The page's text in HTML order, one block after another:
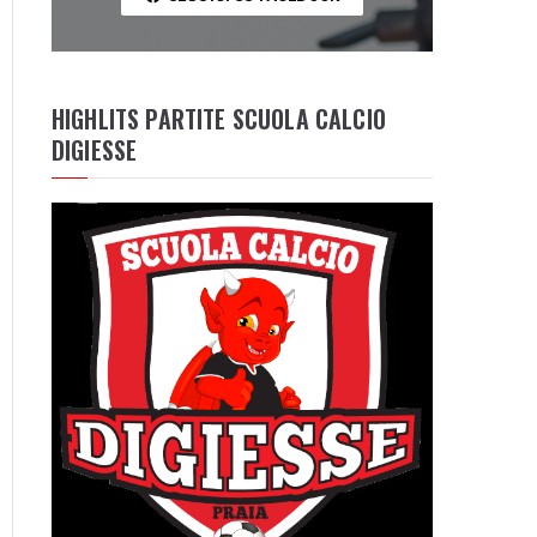
HIGHLITS PARTITE SCUOLA CALCIO
DIGIESSE